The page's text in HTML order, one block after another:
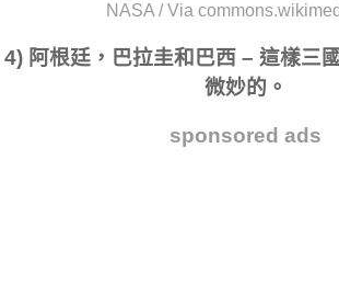
NASA / Via
4) 阿根廷，巴拉圭和巴西 – 這樣三
微妙的。
sponsored ads